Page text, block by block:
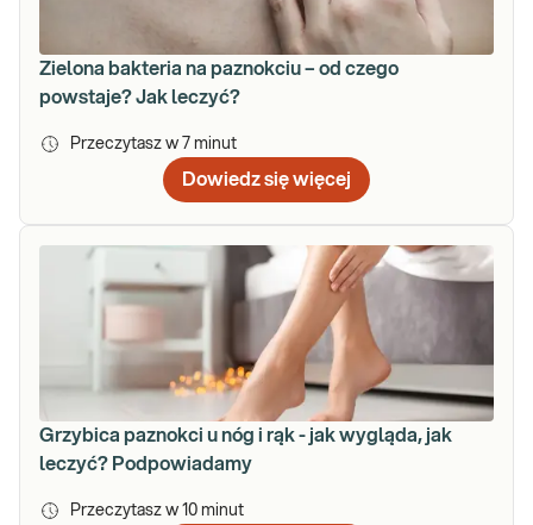
Zielona bakteria na paznokciu – od czego
powstaje? Jak leczyć?
Przeczytasz w 7 minut
Dowiedz się więcej
Grzybica paznokci u nóg i rąk - jak wygląda, jak
leczyć? Podpowiadamy
Przeczytasz w 10 minut